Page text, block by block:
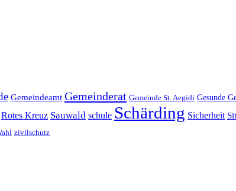
Gemeindeamt Gemeinderat Gemeinde St. Aegidi Gesunde
Rotes Kreuz Sauwald schule Schärding Sicherheit
zivilschutz